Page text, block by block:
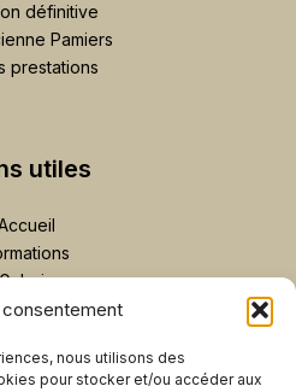
nous utilisons des
pour stocker et/ou accéder aux
définitive
Pamiers
prestations
utiles
rendez-vous